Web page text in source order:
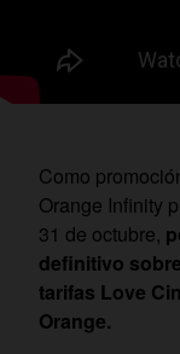
Como
Orange Infinity
31 de octubre,
definitivo
tarifas Love
Orange.